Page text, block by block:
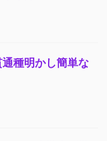
種明かし簡単な